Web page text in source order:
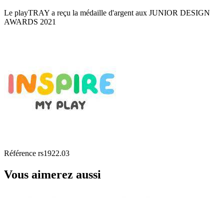
Le playTRAY a reçu la médaille d'argent aux JUNIOR DESIGN
AWARDS 2021
Référence rs1922.03
Vous aimerez aussi